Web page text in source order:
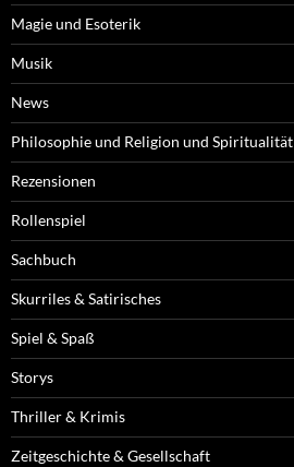
Magie und Esoterik
Musik
News
Philosophie und Religion und Spiritualität
Rezensionen
Rollenspiel
Sachbuch
Skurriles & Satirisches
Spiel & Spaß
Storys
Thriller & Krimis
Zeitgeschichte & Gesellschaft